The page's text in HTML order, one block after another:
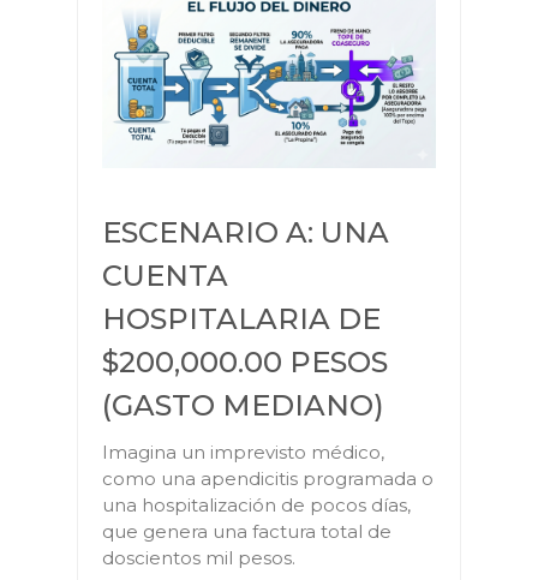
ESCENARIO A: UNA
CUENTA
HOSPITALARIA DE
$200,000.00 PESOS
(GASTO MEDIANO)
Imagina un imprevisto médico,
como una apendicitis programada o
una hospitalización de pocos días,
que genera una factura total de
doscientos mil pesos.